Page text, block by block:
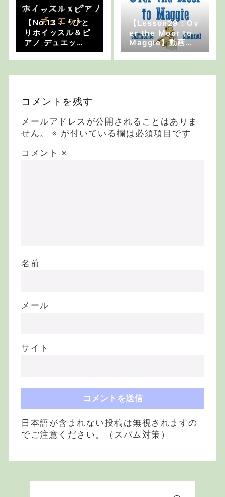
【No.13 : 「ひと
りホイッスル＆ピ
アノ デュエッ
ト」】増えてく笛
テク
【Lesson29 : Ov
er the Moor to
Maggie】動画で
学ぶ「はじめよ
う！アイリッシ
ュ・セッション」
コメントを残す
メールアドレスが公開されることはありま
せん。
※ が付いている欄は必須項目です
コメント ※
名前
メール
サイト
日本語が含まれない投稿は無視されますの
でご注意ください。（スパム対策）